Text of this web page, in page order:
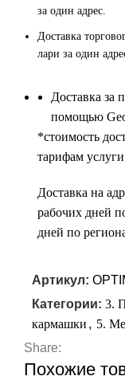
за один адрес.
Доставка
лари за один
Доставка за
помощью
*cтоимость
тарифам
Доставка на
рабочих дней
дней по
Артикул:
Категории: 3.
кармашки , 5.
Share:
Похожие